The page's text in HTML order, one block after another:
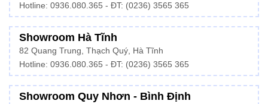
Hotline: 0936.080.365 - ĐT: (0236) 3565 365
Showroom Hà Tĩnh
82 Quang Trung, Thạch Quý, Hà Tĩnh
Hotline: 0936.080.365 - ĐT: (0236) 3565 365
Showroom Quy Nhơn - Bình Định